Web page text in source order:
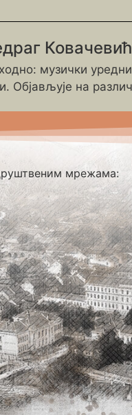
Ковачевић
музички
Објављује на
мрежама: